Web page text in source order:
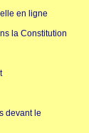
en ligne
la Constitution
devant le